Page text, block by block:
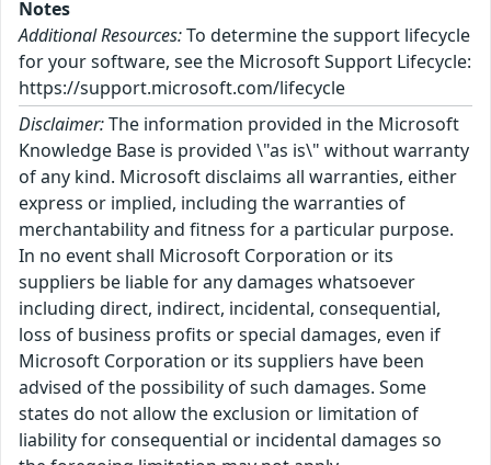
Notes
Additional Resources:To determine the support lifecycle
for your software, see the Microsoft Support Lifecycle:
https://support.microsoft.com/lifecycle
Disclaimer:The information provided in the Microsoft
Knowledge Base is provided \"as is\" without warranty
of any kind. Microsoft disclaims all warranties, either
express or implied, including the warranties of
merchantability and fitness for a particular purpose.
In no event shall Microsoft Corporation or its
suppliers be liable for any damages whatsoever
including direct, indirect, incidental, consequential,
loss of business profits or special damages, even if
Microsoft Corporation or its suppliers have been
advised of the possibility of such damages. Some
states do not allow the exclusion or limitation of
liability for consequential or incidental damages so